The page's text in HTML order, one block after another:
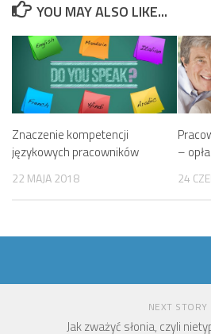
YOU MAY ALSO LIKE...
Znaczenie kompetencji
językowych pracowników
22 MAJA 2018
–
24
NEXT STORY
Jak zważyć słonia, czyli